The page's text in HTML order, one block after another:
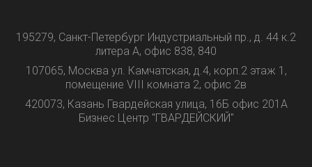
195279, Санкт-Петербург Индустриальный пр., д. 44 к.2
литера А, офис 838, 840
107065, Москва ул. Камчатская, д.4, корп.2 этаж 1,
помещение VIII комната 2, офис 2в
420073, Казань Гвардейская улица, 16Б офис 201А
Бизнес Центр "ГВАРДЕЙСКИЙ"